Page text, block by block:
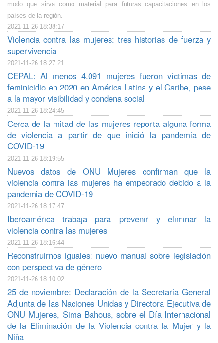
modo que sirva como material para futuras capacitaciones en los
países de la región.
2021-11-26 18:38:17
Violencia contra las mujeres: tres historias de fuerza y
supervivencia
2021-11-26 18:27:21
CEPAL: Al menos 4.091 mujeres fueron víctimas de
feminicidio en 2020 en América Latina y el Caribe, pese
a la mayor visibilidad y condena social
2021-11-26 18:24:45
Cerca de la mitad de las mujeres reporta alguna forma
de violencia a partir de que inició la pandemia de
COVID-19
2021-11-26 18:19:55
Nuevos datos de ONU Mujeres confirman que la
violencia contra las mujeres ha empeorado debido a la
pandemia de COVID-19
2021-11-26 18:17:47
Iberoamérica trabaja para prevenir y eliminar la
violencia contra las mujeres
2021-11-26 18:16:44
Reconstruirnos iguales: nuevo manual sobre legislación
con perspectiva de género
2021-11-26 18:10:02
25 de noviembre: Declaración de la Secretaria General
Adjunta de las Naciones Unidas y Directora Ejecutiva de
ONU Mujeres, Sima Bahous, sobre el Día Internacional
de la Eliminación de la Violencia contra la Mujer y la
Niña